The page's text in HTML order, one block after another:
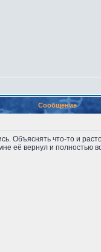
Сообщение
Объяснять что-то и
её вернул и